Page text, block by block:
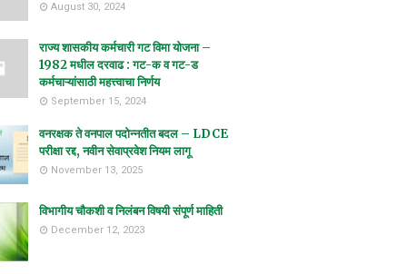
August 30, 2024
राज्य शासकीय कर्मचारी गट विमा योजना –
1982 मधील दरवाढ : गट-क व गट-ड
कर्मचाऱ्यांसाठी महत्त्वाचा निर्णय
September 15, 2024
वनरक्षक ते वनपाल पदोन्नतीत बदल – LDCE
परीक्षा रद्द, नवीन सेवाप्रवेश नियम लागू
November 13, 2025
विभागीय चौकशी व निलंबन विषयी संपूर्ण माहिती
December 12, 2023